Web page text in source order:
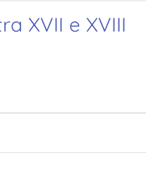
XVII e XVIII